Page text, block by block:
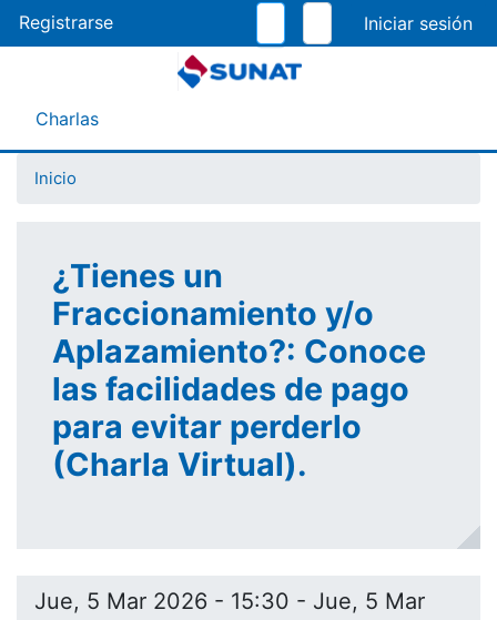
al
contenido
Registrarse
Menú Asistente
Charlas
Inicio
¿Tienes un
Fraccionamiento y/o
Aplazamiento?: Conoce
las facilidades de pago
para evitar perderlo
(Charla Virtual).
Jue, 5 Mar 2026 - 15:30 - Jue, 5 Mar